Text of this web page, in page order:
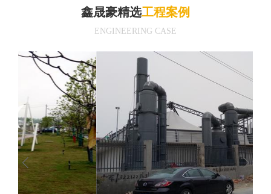
鑫晟豪精选工程案例
ENGINEERING CASE